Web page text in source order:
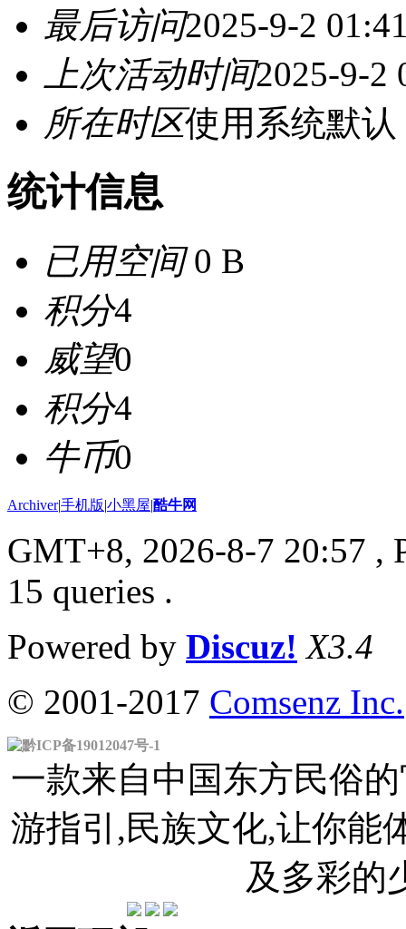
最后访问2025-9-2
上次活动时间2025-9-2
所在时区使用系统默认
统计信息
已用空间0 B
积分4
威望0
积分4
牛币0
Archiver|手机版|小黑屋|酷牛网
GMT+8, 2026-8-7 20:57 ,
15 queries .
Powered by Discuz! X3.4
© 2001-2017 Comsenz Inc.
黔ICP备19012047号-1
一款来自中国东方民俗
游指引,民族文化,让你能
及多彩的